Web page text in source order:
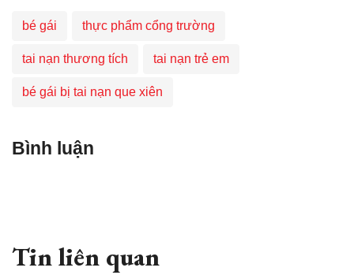
bé gái thực phẩm cổng trường
tai nạn thương tích tai nạn trẻ em
bé gái bị tai nạn que xiên
Bình luận
Tin liên quan